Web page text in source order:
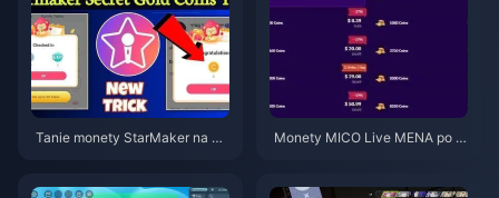
Tanie monety StarMaker na pr
Monety MICO Live MENA po w